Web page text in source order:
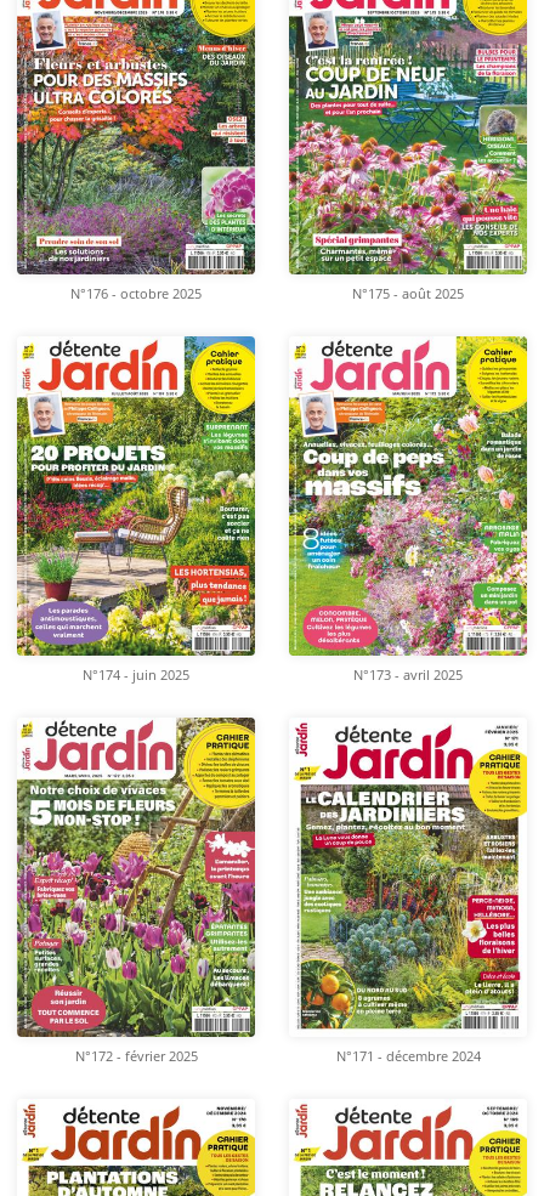
N°176 - octobre 2025 N°175 - août 2025
N°174 - juin 2025 N°173 - avril 2025
N°172 - février 2025 N°171 - décembre 2024